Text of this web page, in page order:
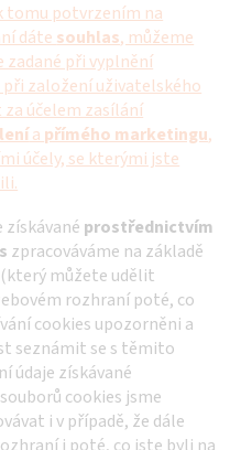
potvrzením na
dáte souhlas, můžeme
zadané při vyplnění
při založení uživatelského
účelem zasílání
a přímého marketingu,
účely, se kterými jste
prostřednictvím
zpracováváme na základě
můžete udělit
rozhraní poté, co
cookies upozorněni a
seznámit se s těmito
údaje získávané
cookies jsme
i v případě, že dále